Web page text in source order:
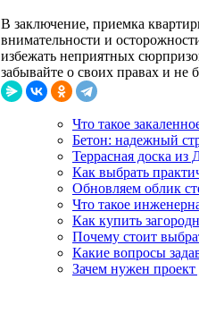
В заключение, приемка
внимательности и
избежать неприятных
забывайте о своих правах и не
Что такое
Бетон: надежный
Террасная доска из
Как выбрать
Обновляем облик
Что такое
Как купить
Почему стоит
Какие вопросы
Зачем нужен проект